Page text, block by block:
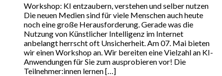
Workshop: KI entzaubern, verstehen und selber nutzen
Die neuen Medien sind für viele Menschen auch heute
noch eine große Herausforderung. Gerade was die
Nutzung von Künstlicher Intelligenz im Internet
anbelangt herrscht oft Unsicherheit. Am 07. Mai bieten
wir einen Workshop an. Wir bereiten eine Vielzahl an KI-
Anwendungen für Sie zum ausprobieren vor! Die
Teilnehmer:innen lernen […]